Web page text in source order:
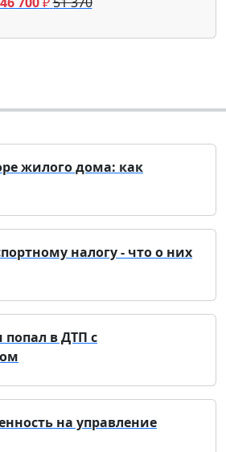
жилого дома: как
налогу - что о них
попал в ДТП с
на управление